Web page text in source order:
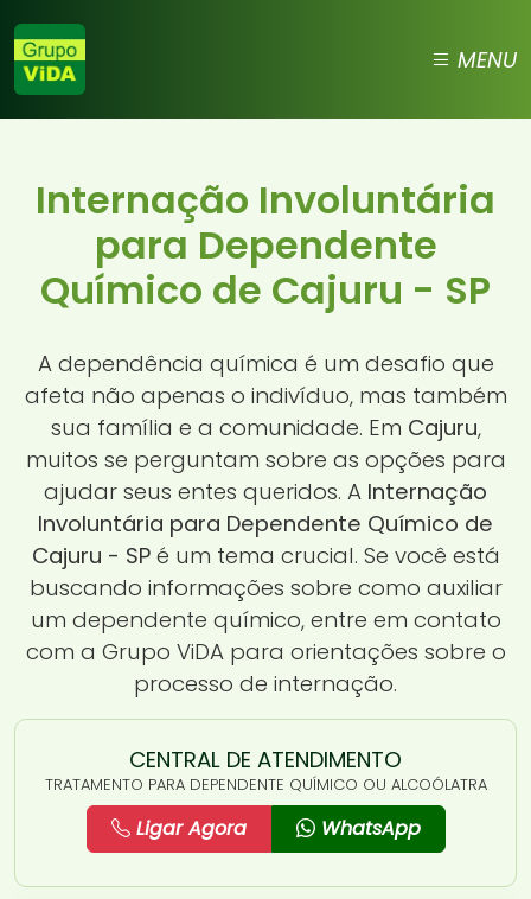
MENU
Internação Involuntária
para Dependente
Químico de Cajuru - SP
A dependência química é um desafio que
afeta não apenas o indivíduo, mas também
sua família e a comunidade. Em Cajuru,
muitos se perguntam sobre as opções para
ajudar seus entes queridos. A Internação
Involuntária para Dependente Químico de
Cajuru - SPé um tema crucial. Se você está
buscando informações sobre como auxiliar
um dependente químico, entre em contato
com a Grupo ViDA para orientações sobre o
processo de internação.
CENTRAL DE ATENDIMENTO
TRATAMENTO PARA DEPENDENTE QUÍMICO OU ALCOÓLATRA
Ligar Agora WhatsApp